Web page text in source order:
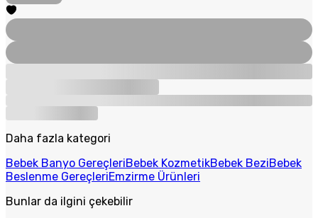
Daha fazla kategori
Bebek Banyo GereçleriBebek KozmetikBebek BeziBebek
Beslenme GereçleriEmzirme Ürünleri
Bunlar da ilgini çekebilir